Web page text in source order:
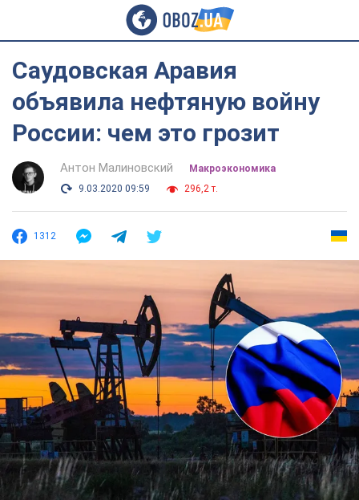
Саудовская Аравия
объявила нефтяную войну
России: чем это грозит
Антон Малиновский
Mакроэкономика
9.03.2020 09:59
296,2 т.
1312